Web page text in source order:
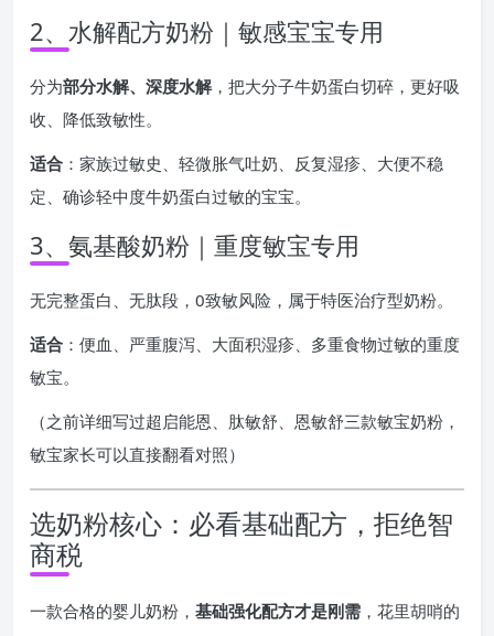
2、水解配方奶粉｜敏感宝宝专用
分为部分水解、深度水解，把大分子牛奶蛋白切碎，更好吸
收、降低致敏性。
适合 ：家族过敏史、轻微胀气吐奶、反复湿疹、大便不稳
定、确诊轻中度牛奶蛋白过敏的宝宝。
3、氨基酸奶粉｜重度敏宝专用
无完整蛋白、无肽段，0致敏风险，属于特医治疗型奶粉。
适合 ：便血、严重腹泻、大面积湿疹、多重食物过敏的重度
敏宝。
（之前详细写过超启能恩、肽敏舒、恩敏舒三款敏宝奶粉，
敏宝家长可以直接翻看对照）
选奶粉核心：必看基础配方，拒绝智
商税
一款合格的婴儿奶粉， 基础强化配方才是刚需 ，花里胡哨的